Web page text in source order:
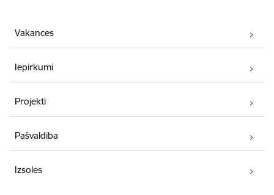
Vakances
Iepirkumi
Projekti
Pašvaldība
Izsoles